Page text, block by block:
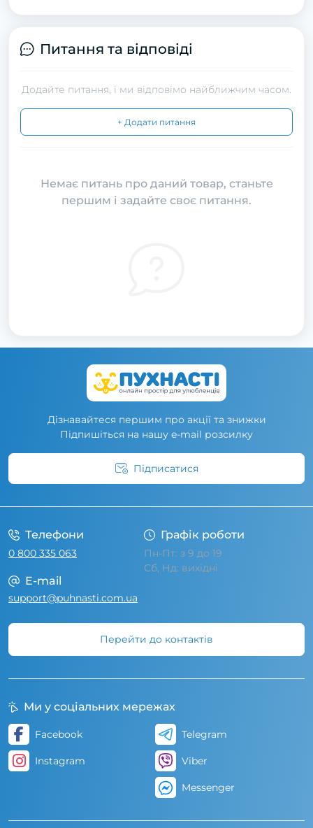
Питання та відповіді
Додайте питання, і ми відповімо найближчим часом.
+ Додати питання
Немає питань про даний товар, станьте
першим і задайте своє питання.
Дізнавайтеся першим про акції та знижки
Підпишіться на нашу e-mail розсилку
Підписатися
Телефони
0 800 335 063
Графік роботи
Пн-Пт: з 9 до 19
Сб, Нд: вихідні
E-mail
support@puhnasti.com.ua
Перейти до контактів
Ми у соціальних мережах
Facebook
Instagram
Telegram
Viber
Messenger